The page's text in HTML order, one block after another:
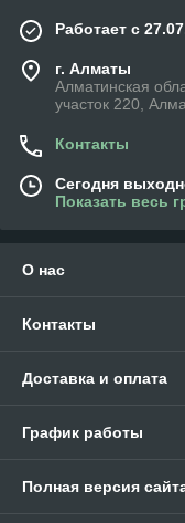
Работает с
г. Алматы
Алматинская
участок 220,
Контакты
Сегодня
Показать весь
О нас
Контакты
Доставка и оплата
График работы
Полная версия